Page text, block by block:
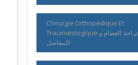
Chirurgie Orthopédique Et
Traumatologique اخصائيي جراحة العضام و
المفاصل